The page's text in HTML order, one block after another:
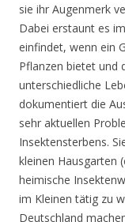
sie ihr Augenmerk
Dabei erstaunt es
einfindet, wenn ein
Pflanzen bietet und
unterschiedliche
dokumentiert die
sehr aktuellen
Insektensterbens.
kleinen Hausgarten
heimische
im Kleinen tätig zu
Deutschland